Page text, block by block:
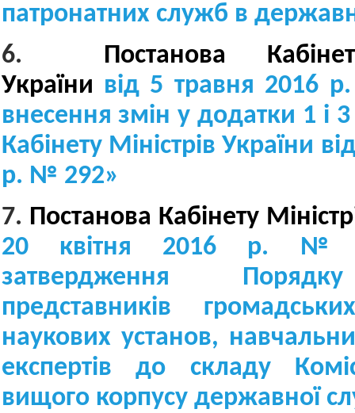
патронатних служб в
6.
Постанова
України від 5 травня 2016
внесення змін у додатки 1 і
Кабінету Міністрів України
р. № 292»
7. Постанова Кабінету
20 квітня 2016 р. №
затвердження
представників
наукових установ,
експертів до складу
вищого корпусу державної